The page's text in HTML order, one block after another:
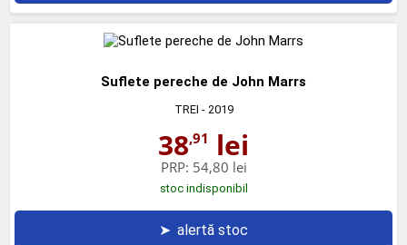
Suflete pereche de John Marrs
TREI - 2019
38,91 lei
PRP: 54,80 lei
stoc indisponibil
➤ alertă stoc